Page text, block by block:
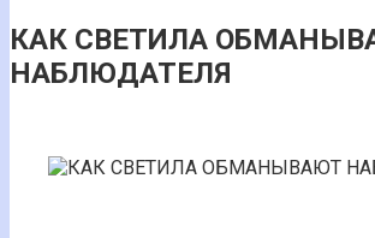
КАК СВЕТИЛА
НАБЛЮДАТЕЛЯ